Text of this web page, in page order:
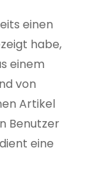
einen
habe,
einem
von
Artikel
Benutzer
eine